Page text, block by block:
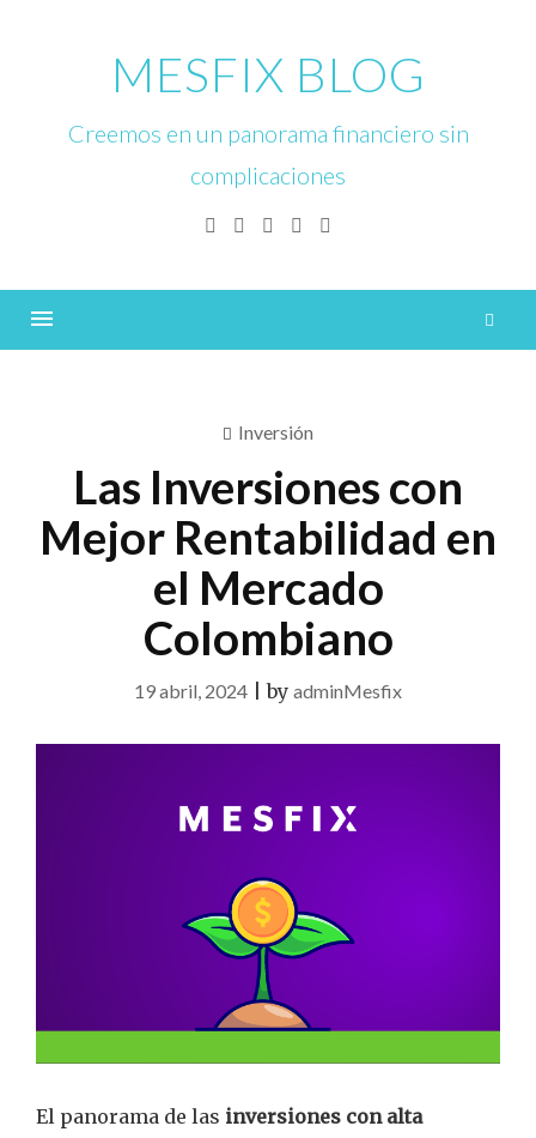
MESFIX BLOG
Creemos en un panorama financiero sin
complicaciones
Facebook
TwitterLinkedinInstagram
Inversión
Las Inversiones con
Mejor Rentabilidad en
el Mercado
Colombiano
19 abril, 2024 |by adminMesfix
El panorama de las inversiones con alta